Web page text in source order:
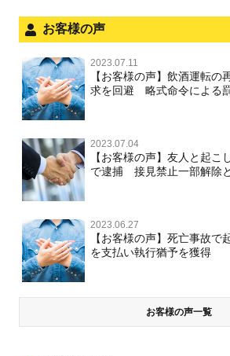
お客様の声
2023.07.11
【お客様の声】飲酒運転の
求を回避 略式命令による
2023.07.04
【お客様の声】友人と起こ
で逮捕 接見禁止一部解除
2023.06.27
【お客様の声】死亡事故
を支払い執行猶予を獲得
お客様の声一覧